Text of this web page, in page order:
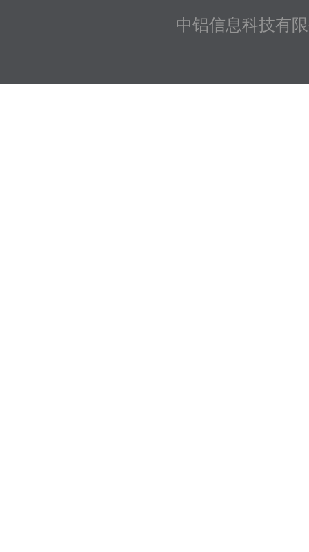
中铝信息科技有